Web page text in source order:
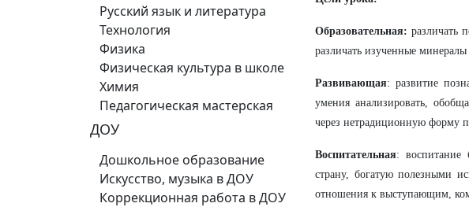
Русский язык и литература
Технология
Физика
Физическая культура в школе
Химия
Педагогическая мастерская
ДОУ
Дошкольное образование
Искусство, музыка в ДОУ
Коррекционная работа в ДОУ
Образовательная:различать
различать изученные
Развивающая: развитие
умения анализировать,
через нетрадиционную форму
Воспитательная: воспитание
страну, богатую полезными
отношения к выступающим,